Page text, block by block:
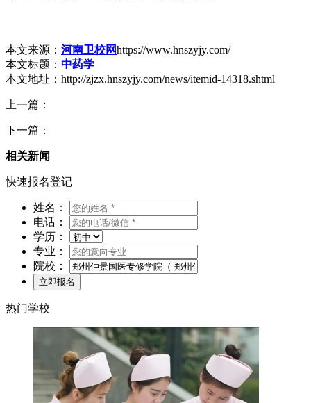
本文来源： 河南卫校网https://www.hnszyjy.com/
本文标题： 中药学
本文地址：http://zjzx.hnszyjy.com/news/itemid-14318.shtml
上一篇：
下一篇：
相关新闻
快速报名登记
姓名：
电话：
学历：
专业：
院校：
热门学校